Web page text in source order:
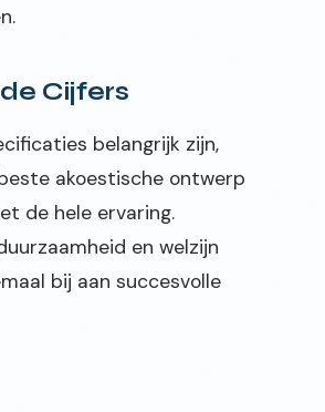
Cijfers
belangrijk zijn,
akoestische ontwerp
de hele ervaring.
en welzijn
bij aan succesvolle